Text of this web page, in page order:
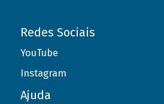
Redes Sociais
YouTube
Instagram
Ajuda